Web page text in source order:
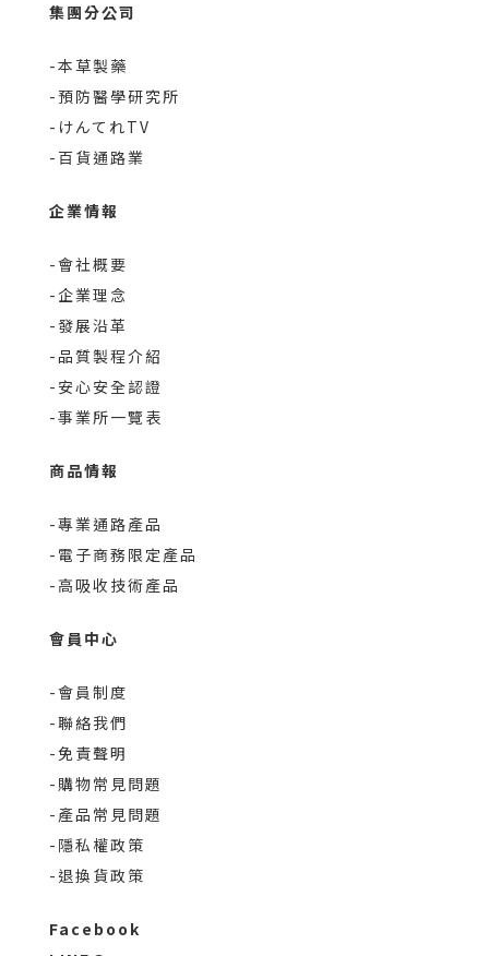
集團分公司
-本草製藥
-預防醫學研究所
-けんてれTV
-百貨通路業
企業情報
-會社概要
-企業理念
-發展沿革
-品質製程介紹
-安心安全認證
-事業所一覽表
商品情報
-專業通路產品
-電子商務限定產品
-高吸收技術產品
會員中心
-會員制度
-聯絡我們
-免責聲明
-購物常見問題
-產品常見問題
-隱私權政策
-退換貨政策
Facebook